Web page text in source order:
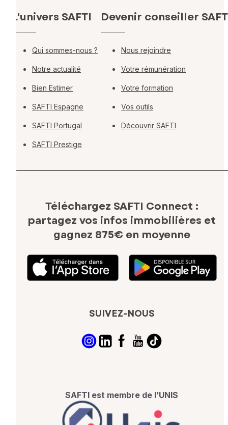
L'univers SAFTI
Qui sommes-nous ?
Notre actualité
Bien Estimer
SAFTI Espagne
SAFTI Portugal
SAFTI Prestige
Devenir conseiller
Nous rejoindre
Votre rémunération
Votre formation
Vos outils
Découvrir SAFTI
Téléchargez SAFTI Connect :
partagez vos infos immobilières et
gagnez 875€ en moyenne
SUIVEZ-NOUS
SAFTI est membre de l’UNIS